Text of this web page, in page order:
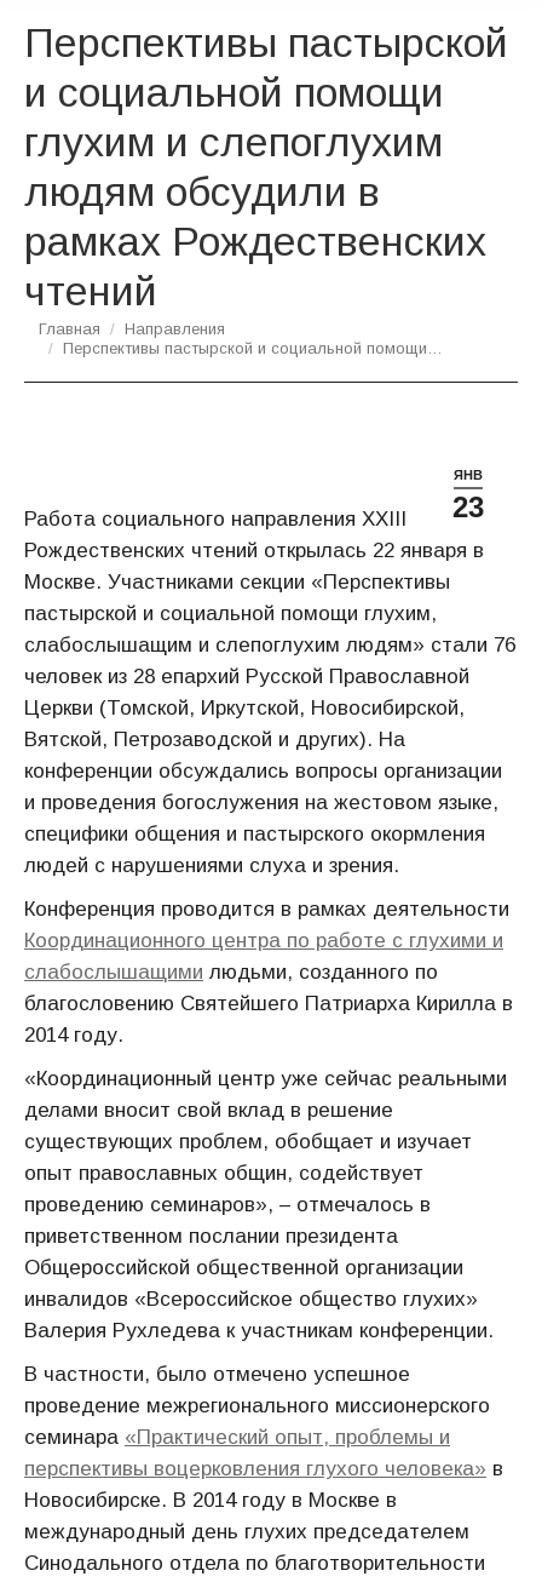
Перспективы пастырской
и социальной помощи
глухим и слепоглухим
людям обсудили в
рамках Рождественских
чтений
Вы здесь:
Главная
Направления
Перспективы пастырской и социальной помощи…
ЯНВ
23
Работа социального направления XXIII
Рождественских чтений открылась 22 января в
Москве. Участниками секции «Перспективы
пастырской и социальной помощи глухим,
слабослышащим и слепоглухим людям» стали 76
человек из 28 епархий Русской Православной
Церкви (Томской, Иркутской, Новосибирской,
Вятской, Петрозаводской и других). На
конференции обсуждались вопросы организации
и проведения богослужения на жестовом языке,
специфики общения и пастырского окормления
людей с нарушениями слуха и зрения.
Конференция проводится в рамках деятельности
Координационного центра по работе с глухими и
слабослышащими людьми, созданного по
благословению Святейшего Патриарха Кирилла в
2014 году.
«Координационный центр уже сейчас реальными
делами вносит свой вклад в решение
существующих проблем, обобщает и изучает
опыт православных общин, содействует
проведению семинаров», – отмечалось в
приветственном послании президента
Общероссийской общественной организации
инвалидов «Всероссийское общество глухих»
Валерия Рухледева к участникам конференции.
В частности, было отмечено успешное
проведение межрегионального миссионерского
семинара «Практический опыт, проблемы и
перспективы воцерковления глухого человека» в
Новосибирске. В 2014 году в Москве в
международный день глухих председателем
Синодального отдела по благотворительности